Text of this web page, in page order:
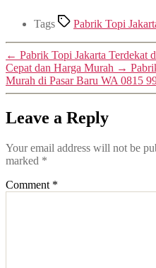
Tags Pabrik Topi
← Pabrik Topi Jakarta Terdekat
Cepat dan Harga Murah →
Murah di Pasar Baru WA 0815
Leave a Reply
Your email address will not be
marked *
Comment *